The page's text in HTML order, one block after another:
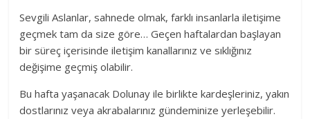
Sevgili Aslanlar, sahnede olmak, farklı insanlarla iletişime
geçmek tam da size göre… Geçen haftalardan başlayan
bir süreç içerisinde iletişim kanallarınız ve sıklığınız
değişime geçmiş olabilir.
Bu hafta yaşanacak Dolunay ile birlikte kardeşleriniz, yakın
dostlarınız veya akrabalarınız gündeminize yerleşebilir.